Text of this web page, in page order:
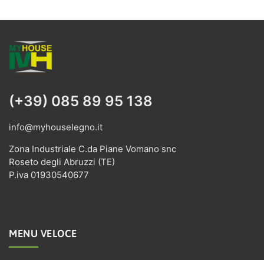
(+39) 085 89 95 138
info@myhouselegno.it
Zona Industriale C.da Piane Vomano snc
Roseto degli Abruzzi (TE)
P.iva 01930540677
MENU VELOCE